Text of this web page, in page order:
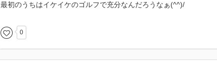
最初のうちはイケイケのゴルフで充分なんだろうなぁ(^^)/
0